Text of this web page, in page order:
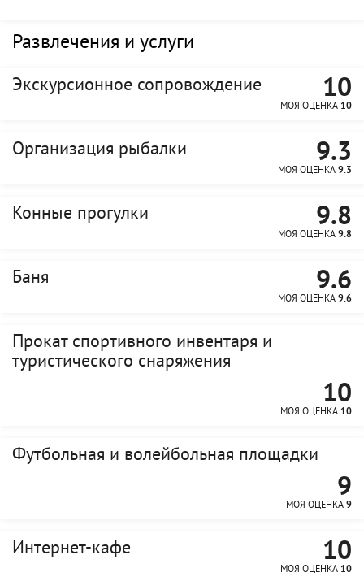
Развлечения и услуги
Экскурсионное сопровождение 10
МОЯ ОЦЕНКА 10
Организация рыбалки 9.3
МОЯ ОЦЕНКА 9.3
Конные прогулки 9.8
МОЯ ОЦЕНКА 9.8
Баня 9.6
МОЯ ОЦЕНКА 9.6
Прокат спортивного инвентаря и
туристического снаряжения
10
МОЯ ОЦЕНКА 10
Футбольная и волейбольная площадки
9
МОЯ ОЦЕНКА 9
Интернет-кафе 10
МОЯ ОЦЕНКА 10